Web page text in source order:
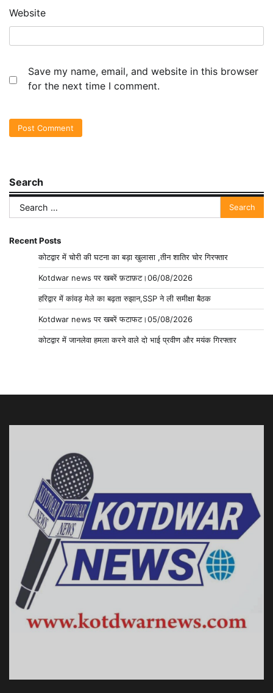
Website
Save my name, email, and website in this browser
for the next time I comment.
Search
Search
for:
Recent Posts
कोटद्वार में चोरी की घटना का बड़ा खुलासा ,तीन शातिर चोर गिरफ्तार
Kotdwar news पर खबरें फ़टाफ़ट।06/08/2026
हरिद्वार में कांवड़ मेले का बढ़ता रुझान,SSP ने ली समीक्षा बैठक
Kotdwar news पर खबरें फटाफट।05/08/2026
कोटद्वार में जानलेवा हमला करने वाले दो भाई प्रवीण और मयंक गिरफ्तार